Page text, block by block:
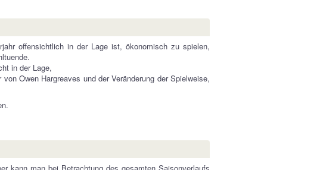
offensichtlich in der Lage ist, ökonomisch zu spielen,
in der Lage,
Owen Hargreaves und der Veränderung der Spielweise,